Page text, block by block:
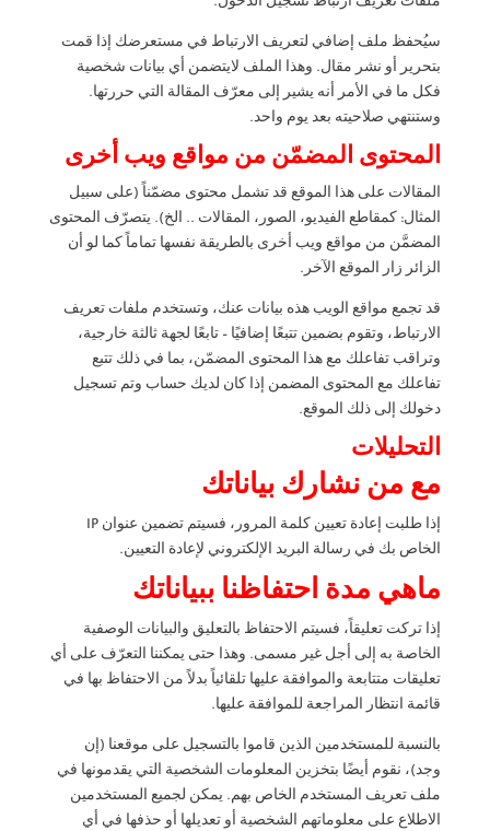
ملفات تعريف ارتباط تسجيل الدخول.
سيُحفظ ملف إضافي لتعريف الارتباط في مستعرضك إذا قمت
بتحرير أو نشر مقال. وهذا الملف لايتضمن أي بيانات شخصية
فكل ما في الأمر أنه يشير إلى معرّف المقالة التي حررتها.
وستنتهي صلاحيته بعد يوم واحد.
المحتوى المضمّن من مواقع ويب أخرى
المقالات على هذا الموقع قد تشمل محتوى مضمّناً (على سبيل
المثال: كمقاطع الفيديو، الصور، المقالات .. الخ). يتصرّف المحتوى
المضمَّن من مواقع ويب أخرى بالطريقة نفسها تماماً كما لو أن
الزائر زار الموقع الآخر.
قد تجمع مواقع الويب هذه بيانات عنك، وتستخدم ملفات تعريف
الارتباط، وتقوم بضمين تتبعًا إضافيًا – تابعًا لجهة ثالثة خارجية،
وتراقب تفاعلك مع هذا المحتوى المضمّن، بما في ذلك تتبع
تفاعلك مع المحتوى المضمن إذا كان لديك حساب وتم تسجيل
دخولك إلى ذلك الموقع.
التحليلات
مع من نشارك بياناتك
إذا طلبت إعادة تعيين كلمة المرور، فسيتم تضمين عنوان IP
الخاص بك في رسالة البريد الإلكتروني لإعادة التعيين.
ماهي مدة احتفاظنا ببياناتك
إذا تركت تعليقاً، فسيتم الاحتفاظ بالتعليق والبيانات الوصفية
الخاصة به إلى أجل غير مسمى. وهذا حتى يمكننا التعرّف على أي
تعليقات متتابعة والموافقة عليها تلقائياً بدلاً من الاحتفاظ بها في
قائمة انتظار المراجعة للموافقة عليها.
بالنسبة للمستخدمين الذين قاموا بالتسجيل على موقعنا (إن
وجد)، نقوم أيضًا بتخزين المعلومات الشخصية التي يقدمونها في
ملف تعريف المستخدم الخاص بهم. يمكن لجميع المستخدمين
الاطلاع على معلوماتهم الشخصية أو تعديلها أو حذفها في أي